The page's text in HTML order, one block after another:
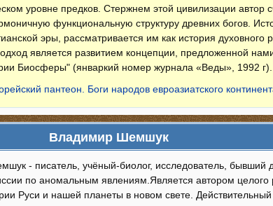
уровне предков. Стержнем этой цивилизации автор
функциональную структуру древних богов.
эры, рассматривается им как история духовного
является развитием концепции, предложенной
Биосферы" (январкий номер журнала «Веды», 1992 г).
пантеон. Боги народов евроазиатского
Владимир Шемшук
- писатель, учёный-биолог, исследователь, бывший
по аномальным явлениям.Является автором целого
Руси и нашей планеты в новом свете.